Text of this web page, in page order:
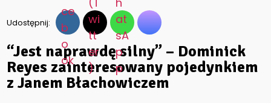
Udostępnij:
“Jest naprawdę silny” – Dominick
Reyes zainteresowany pojedynkiem
z Janem Błachowiczem